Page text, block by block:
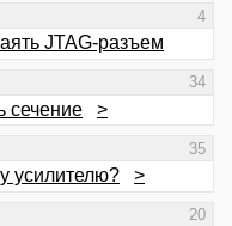
4
JTAG-разъем
34
сечение >
35
усилителю? >
20